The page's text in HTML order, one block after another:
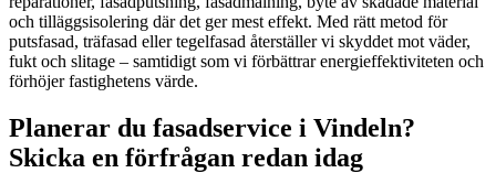
och tilläggsisolering där det ger mest effekt. Med rätt metod för
putsfasad, träfasad eller tegelfasad återställer vi skyddet mot väder,
fukt och slitage – samtidigt som vi förbättrar energieffektiviteten och
förhöjer fastighetens värde.
Planerar du fasadservice i Vindeln?
Skicka en förfrågan redan idag